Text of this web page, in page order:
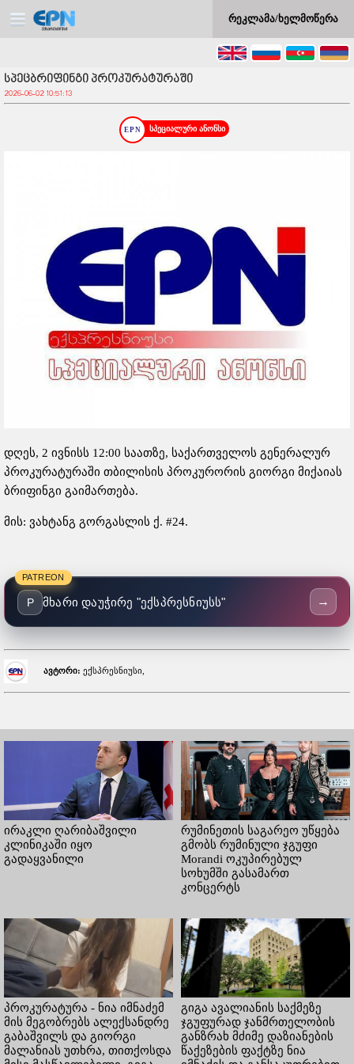
რეკლამა/ხელმოწერა
სპეცბრიფინგი პროკურატურაში
2026-06-02 10:51:13
სპეციალური ანონსი
დღეს, 2 ივნისს 12:00 საათზე, საქართველოს გენერალურ
პროკურატურაში თბილისის პროკურორის გიორგი მიქაიას
ბრიფინგი გაიმართება.
მის: ვახტანგ გორგასლის ქ. #24.
PATREON
P მხარი დაუჭირე "ექსპრესნიუსს" →
ავტორი: ექსპრესნიუსი,
ირაკლი ღარიბაშვილი
კლინიკაში იყო
გადაყვანილი
რუმინეთის საგარეო უწყება
გმობს რუმინული ჯგუფი
Morandi ოკუპირებულ
სოხუმში გასამართ
კონცერტს
პროკურატურა - ნია იმნაძემ
მის მეგობრებს ალექსანდრე
გაბაშვილს და გიორგი
მალანიას უთხრა, თითქოსდა
გიგა ავალიანის საქმეზე
ჯგუფურად ჯანმრთელობის
განზრახ მძიმე დაზიანების
წაქეზების ფაქტზე ნია